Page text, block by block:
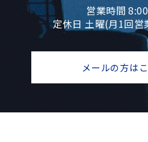
営業時間
定休日 土曜(月1回営
メールの方は